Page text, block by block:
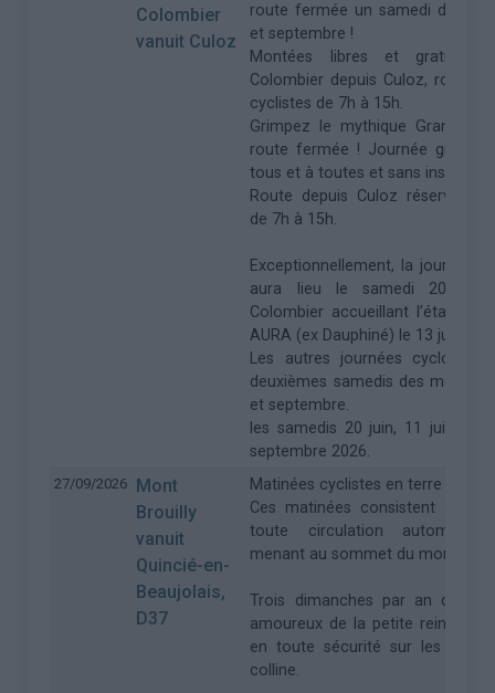
Colombier
vanuit Culoz
route fermée un samedi de
et septembre !
Montées libres et gratuites
Colombier depuis Culoz, route
cyclistes de 7h à 15h.
Grimpez le mythique Grand
route fermée ! Journée
tous et à toutes et sans
Route depuis Culoz réservée
de 7h à 15h.
Exceptionnellement, la journée
aura lieu le samedi 20 juin,
Colombier accueillant l’étape
AURA (ex Dauphiné) le 13 juin.
Les autres journées cyclo
deuxièmes samedis des mois de
et septembre.
les samedis 20 juin, 11 juillet,
septembre 2026.
27/09/2026 Mont
Brouilly
vanuit
Quincié-en-
Beaujolais,
D37
Matinées cyclistes en terre des
Ces matinées consistent à
toute circulation
menant au sommet du mont
Trois dimanches par an de 7h
amoureux de la petite reine
en toute sécurité sur les
colline.